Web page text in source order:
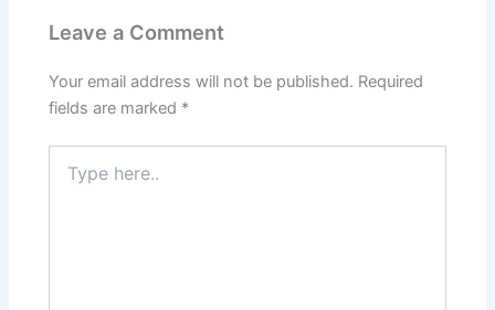
Leave a Comment
Your email address will not be published. Required
fields are marked *
here..